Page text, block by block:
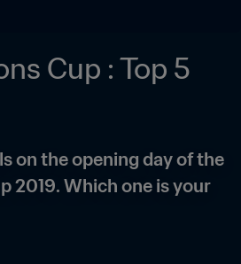
Cup : Top 5
on the opening day of the
2019. Which one is your